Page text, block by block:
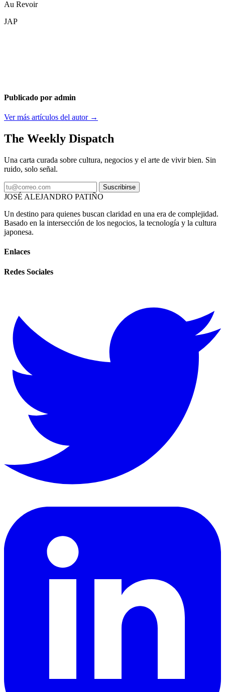
Au Revoir
JAP
Publicado por admin
Ver más artículos del autor →
The Weekly Dispatch
Una carta curada sobre cultura, negocios y el arte de vivir bien. Sin
ruido, solo señal.
Suscribirse
JOSÉ ALEJANDRO PATIÑO
Un destino para quienes buscan claridad en una era de complejidad.
Basado en la intersección de los negocios, la tecnología y la cultura
japonesa.
Enlaces
Redes Sociales